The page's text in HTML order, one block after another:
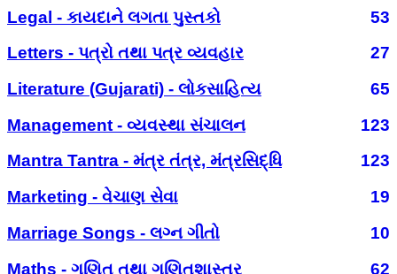
Legal - કાયદાને લગતા પુસ્તકો
53
Letters - પત્રો તથા પત્ર વ્યવહાર
27
Literature (Gujarati) - લોકસાહિત્ય
65
Management - વ્યવસ્થા સંચાલન
123
Mantra Tantra - મંત્ર તંત્ર, મંત્રસિદ્ધિ
123
Marketing - વેચાણ સેવા
19
Marriage Songs - લગ્ન ગીતો
10
Maths - ગણિત તથા ગણિતશાસ્ત્ર
62